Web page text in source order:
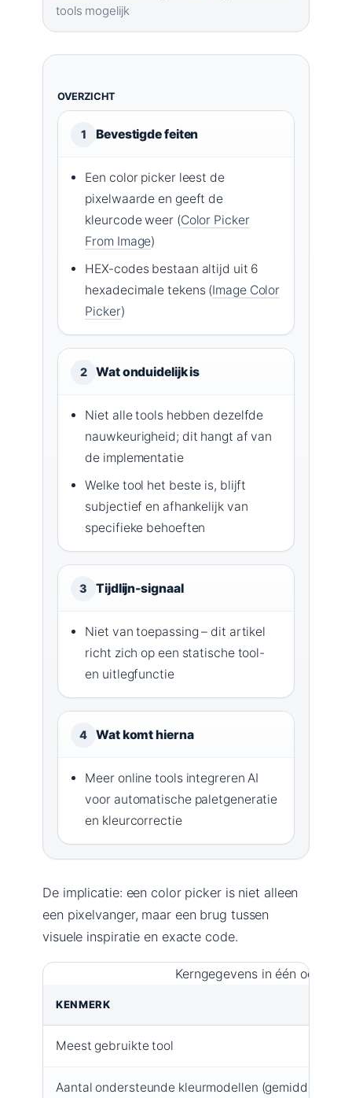
tools mogelijk
OVERZICHT
1 Bevestigde feiten
Een color picker leest de
pixelwaarde en geeft de
kleurcode weer (Color Picker
From Image)
HEX-codes bestaan altijd uit 6
hexadecimale tekens (Image Color
Picker)
2 Wat onduidelijk is
Niet alle tools hebben dezelfde
nauwkeurigheid; dit hangt af van
de implementatie
Welke tool het beste is, blijft
subjectief en afhankelijk van
specifieke behoeften
3 Tijdlijn-signaal
Niet van toepassing – dit artikel
richt zich op een statische tool-
en uitlegfunctie
4 Wat komt hierna
Meer online tools integreren AI
voor automatische paletgeneratie
en kleurcorrectie
De implicatie: een color picker is niet alleen
een pixelvanger, maar een brug tussen
visuele inspiratie en exacte code.
Kerngegevens in één
KENMERK
Meest gebruikte tool
Aantal ondersteunde kleurmodellen (gemiddeld)